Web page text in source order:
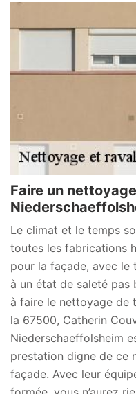
Faire un
Le climat et le temps
toutes les fabrications
pour la façade, avec le
à un état de saleté pas
à faire le nettoyage de
la 67500, Catherin
Niederschaeffolsheim
prestation digne de ce
façade. Avec leur